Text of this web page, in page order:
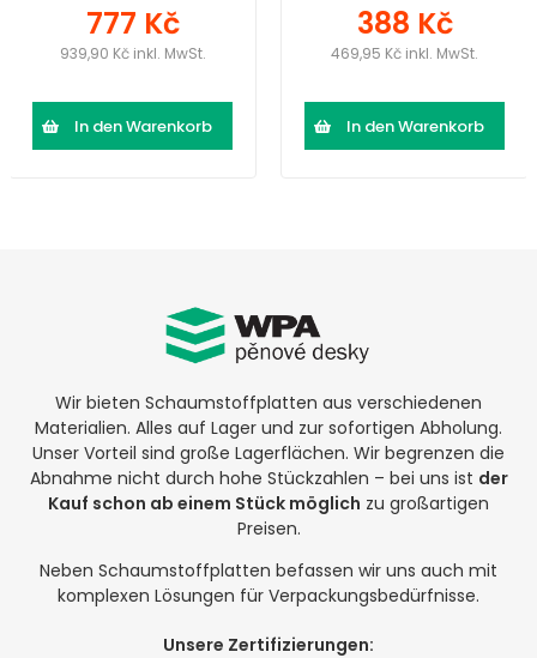
50) mm
777 Kč
939,90 Kč inkl. MwSt.
In den Warenkorb
25) mm
388 Kč
469,95 Kč inkl. MwSt.
In den Warenkorb
Wir bieten Schaumstoffplatten aus verschiedenen
Materialien. Alles auf Lager und zur sofortigen Abholung.
Unser Vorteil sind große Lagerflächen. Wir begrenzen die
Abnahme nicht durch hohe Stückzahlen – bei uns ist der
Kauf schon ab einem Stück möglich zu großartigen
Preisen.
Neben Schaumstoffplatten befassen wir uns auch mit
komplexen Lösungen für Verpackungsbedürfnisse.
Unsere Zertifizierungen: